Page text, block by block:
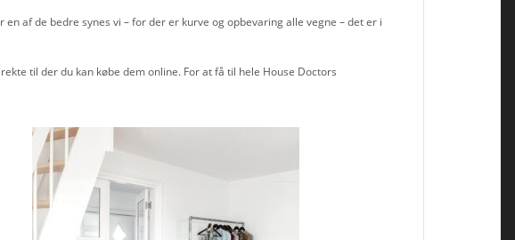
af de bedre synes vi – for der er kurve og opbevaring alle vegne – det er i
til der du kan købe dem online. For at få til hele House Doctors